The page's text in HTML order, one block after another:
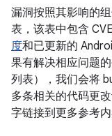
漏洞按照其影响的
表，该表中包含
度和已更新的
果有解决相应问题
列表），我们会将
多条相关的代码更
字链接到更多参考内